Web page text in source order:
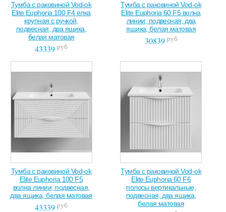
Тумба с раковиной Vod-ok
Elite Euphoria 100 F4 елка
крупная с ручкой,
подвесная, два ящика,
белая матовая
43339 руб
Тумба с раковиной Vod-ok
Elite Euphoria 60 F5 волна
линии, подвесная, два
ящика, белая матовая
30839 руб
Тумба с раковиной Vod-ok
Elite Euphoria 100 F5
волна линии, подвесная,
два ящика, белая матовая
43339 руб
Тумба с раковиной Vod-ok
Elite Euphoria 60 F6
полосы вертикальные,
подвесная, два ящика,
белая матовая